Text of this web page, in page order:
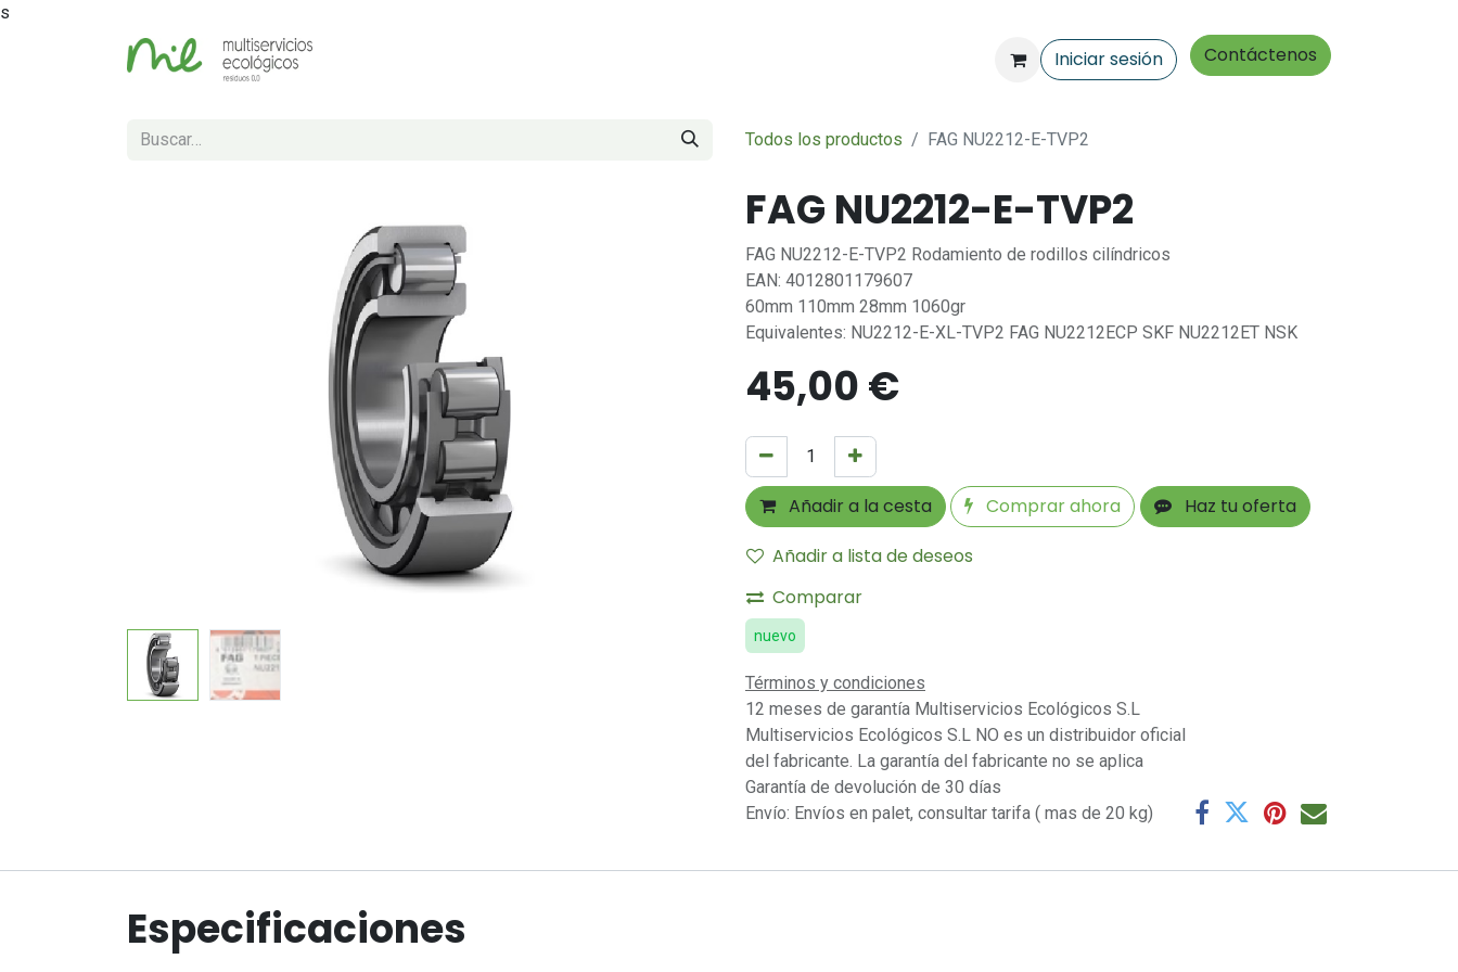
s
Iniciar sesión Contáctenos
Todos los productos FAG NU2212-E-TVP2
FAG NU2212-E-TVP2
FAG NU2212-E-TVP2 Rodamiento de rodillos cilíndricos
EAN: 4012801179607
60mm 110mm 28mm 1060gr
Equivalentes: NU2212-E-XL-TVP2 FAG NU2212ECP SKF NU2212ET NSK
45,00€
Añadir a la cesta Comprar ahora
Haz tu oferta
Añadir a lista de deseos
Comparar
nuevo
Términos y condiciones
12 meses de garantía Multiservicios Ecológicos S.L
Multiservicios Ecológicos S.L NO es un distribuidor oficial
del fabricante. La garantía del fabricante no se aplica
Garantía de devolución de 30 días
Envío: Envíos en palet, consultar tarifa ( mas de 20 kg)
Especificaciones